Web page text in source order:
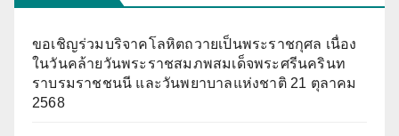
ขอเชิญร่วมบริจาคโลหิตถวายเป็นพระราชกุศล เนื่อง
ในวันคล้ายวันพระราชสมภพสมเด็จพระศรีนครินท
ราบรมราชชนนี และวันพยาบาลแห่งชาติ 21 ตุลาคม
2568